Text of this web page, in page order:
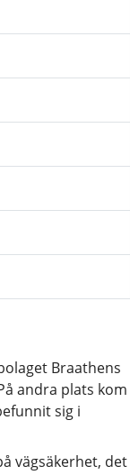
Braathens
andra plats kom
sig i
vägsäkerhet, det